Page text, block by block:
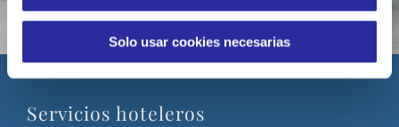
i
e
Solo usar cookies necesarias
Servicios hoteleros